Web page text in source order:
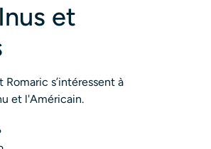
et
s’intéressent à
et l'Américain.